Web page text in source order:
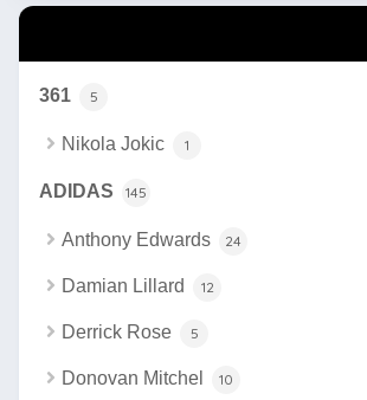
361 5
Nikola Jokic 1
ADIDAS 145
Anthony Edwards 24
Damian Lillard 12
Derrick Rose 5
Donovan Mitchel 10